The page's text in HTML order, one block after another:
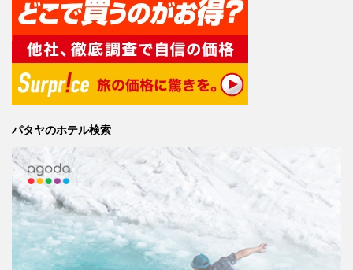
パタヤのホテル検索